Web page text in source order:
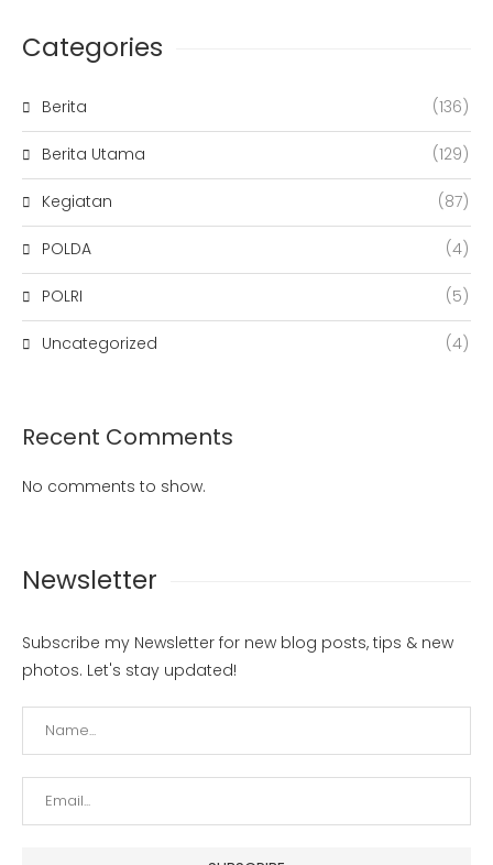
Categories
Berita (136)
Berita Utama (129)
Kegiatan (87)
POLDA (4)
POLRI (5)
Uncategorized (4)
Recent Comments
No comments to show.
Newsletter
Subscribe my Newsletter for new blog posts, tips & new
photos. Let's stay updated!